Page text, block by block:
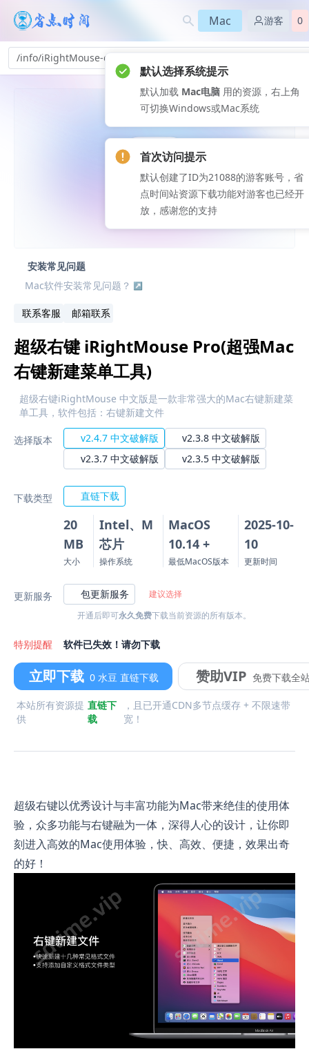
Mac 游客 0
/info/iRightMouse-qi_225
安装常见问题
Mac软件安装常见问题？
联系客服 邮箱联系
超级右键 iRightMouse Pro(超强Mac
右键新建菜单工具)
超级右键iRightMouse 中文版是一款非常强大的Mac右键新建菜
单工具，软件包括：右键新建文件
选择版本 v2.4.7 中文破解版
v2.3.8 中文破解版
v2.3.7 中文破解版
v2.3.5 中文破解版
下载类型 直链下载
20
MB
大小
Intel、M
芯片
操作系统
MacOS
10.14 +
最低MacOS版本
2025-10-
10
更新时间
更新服务 包更新服务
建议选择
开通后即可永久免费下载当前资源的所有版本。
特别提醒 软件已失效！请勿下载
立即下载 0 水豆 直链下载 赞助VIP 免费下载全
本站所有资源提
供
直链下
载
，且已开通CDN多节点缓存 + 不限速带
宽！
超级右键以优秀设计与丰富功能为Mac带来绝佳的使用体
验，众多功能与右键融为一体，深得人心的设计，让你即
刻进入高效的Mac使用体验，快、高效、便捷，效果出奇
的好！
默认选择系统提示
默认加载 Mac电脑 用的资源，右上角
可切换Windows或Mac系统
首次访问提示
默认创建了ID为21088的游客账号，省
点时间站资源下载功能对游客也已经开
放，感谢您的支持